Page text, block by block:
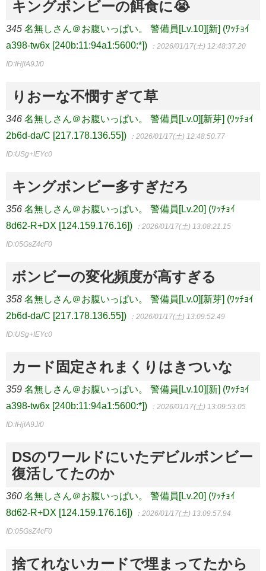
キングボンビーの餌食に😭
345 名無しさん＠お腹いっぱい。 警備員[Lv.10][新] (ﾜｯﾁｮｲ
a398-tw6x [240b:11:94a1:5600:*])
：2026/01/17(土) 12:48:37.20
ID:IHjlA9J/0
りおーな不憫すぎて草
346 名無しさん＠お腹いっぱい。 警備員[Lv.0][新芽] (ﾜｯﾁｮｲ
2b6d-da/C [217.178.136.55])
：2026/01/17(土) 12:48:50.77
ID:USg+IEYc0
キングボンビー多すぎだろ
356 名無しさん＠お腹いっぱい。 警備員[Lv.20] (ﾜｯﾁｮｲ
8d62-R+DX [124.159.176.16])
：2026/01/17(土) 13:08:21.15
ID:05GsZ4cF0
ボンビーの変化頻度が高すぎる
358 名無しさん＠お腹いっぱい。 警備員[Lv.0][新芽] (ﾜｯﾁｮｲ
2b6d-da/C [217.178.136.55])
：2026/01/17(土) 13:09:52.49
ID:USg+IEYc0
カード固定されまくりはきついな
359 名無しさん＠お腹いっぱい。 警備員[Lv.10][新] (ﾜｯﾁｮｲ
a398-tw6x [240b:11:94a1:5600:*])
：2026/01/17(土) 13:09:53.05
ID:IHjlA9J/0
DSのワールドにいたデビルボンビー
復活してたのか
360 名無しさん＠お腹いっぱい。 警備員[Lv.20] (ﾜｯﾁｮｲ
8d62-R+DX [124.159.176.16])
：2026/01/17(土) 13:09:57.94
ID:05GsZ4cF0
捨てれないカードで埋まってたから